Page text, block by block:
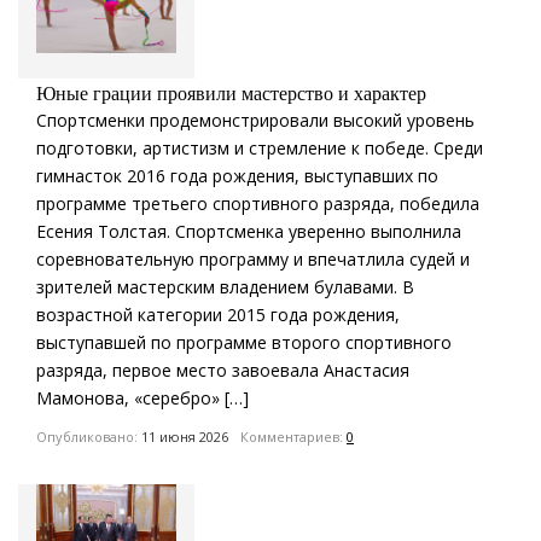
Юные грации проявили мастерство и характер
Спортсменки продемонстрировали высокий уровень
подготовки, артистизм и стремление к победе. Среди
гимнасток 2016 года рождения, выступавших по
программе третьего спортивного разряда, победила
Есения Толстая. Спортсменка уверенно выполнила
соревновательную программу и впечатлила судей и
зрителей мастерским владением булавами. В
возрастной категории 2015 года рождения,
выступавшей по программе второго спортивного
разряда, первое место завоевала Анастасия
Мамонова, «серебро» […]
Опубликовано: 11 июня 2026 Комментариев: 0